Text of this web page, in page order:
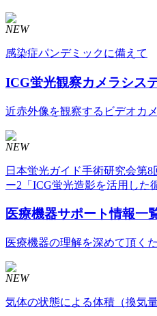
NEW
感染症パンデミックに備えて
ICG蛍光観察カメラシス
近赤外像を観察するビデオカ
NEW
日本蛍光ガイド手術研究会第
ー2「ICG蛍光造影を活用し
医療機器サポート情報一
医療機器の理解を深めて頂く
NEW
気体の状態による体積（換気